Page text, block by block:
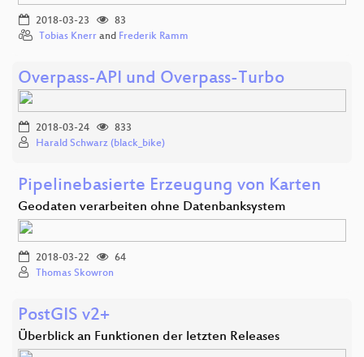
2018-03-23
83
Tobias Knerr and Frederik Ramm
Overpass-API und Overpass-Turbo
2018-03-24
833
Harald Schwarz (black_bike)
Pipelinebasierte Erzeugung von Karten
Geodaten verarbeiten ohne Datenbanksystem
2018-03-22
64
Thomas Skowron
PostGIS v2+
Überblick an Funktionen der letzten Releases